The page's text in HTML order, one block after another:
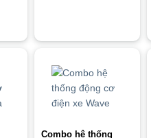
Combo hệ thống